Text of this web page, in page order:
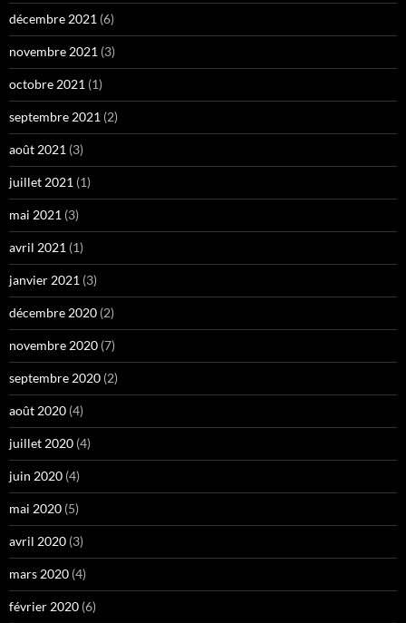
décembre 2021 (6)
novembre 2021 (3)
octobre 2021 (1)
septembre 2021 (2)
août 2021 (3)
juillet 2021 (1)
mai 2021 (3)
avril 2021 (1)
janvier 2021 (3)
décembre 2020 (2)
novembre 2020 (7)
septembre 2020 (2)
août 2020 (4)
juillet 2020 (4)
juin 2020 (4)
mai 2020 (5)
avril 2020 (3)
mars 2020 (4)
février 2020 (6)